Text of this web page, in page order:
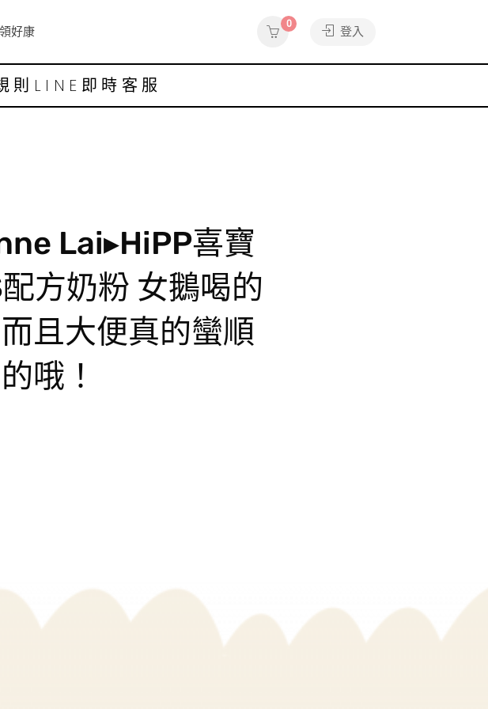
好康
0
登入
則 LINE即時客服
Lai▸HiPP喜寶
方奶粉 女鵝喝的
且大便真的蠻順
的哦！